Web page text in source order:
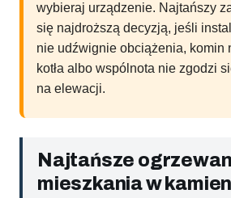
wybieraj urządzenie. Najtańszy
się najdroższą decyzją, jeśli
nie udźwignie obciążenia, komin
kotła albo wspólnota nie zgodzi
na elewacji.
Najtańsze
mieszkania w